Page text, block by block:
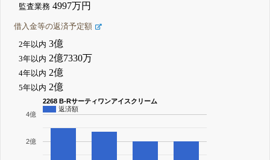
監査業務 4997万円
借入金等の返済予定額
2年以内 3億
3年以内 2億7330万
4年以内 2億
5年以内 2億
2268 B-Rサーティワンアイスクリーム
返済額
2億
4億